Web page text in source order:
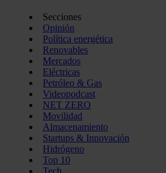
Secciones
Opinión
Política energética
Renovables
Mercados
Eléctricas
Petróleo & Gas
Videopodcast
NET ZERO
Movilidad
Almacenamiento
Startups & Innovación
Hidrógeno
Top 10